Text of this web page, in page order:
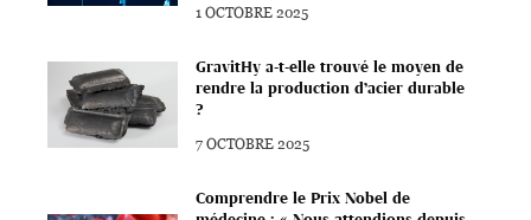
1 OCTOBRE 2025
GravitHy a-t-elle trouvé le moyen de
rendre la production d’acier durable
?
7 OCTOBRE 2025
Comprendre le Prix Nobel de